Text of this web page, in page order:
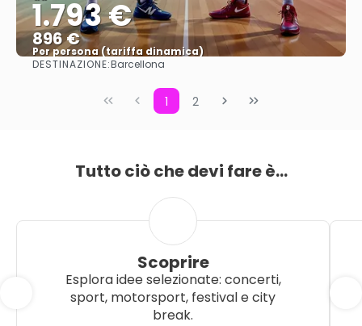
1.793 €
896 €
Per persona (tariffa dinamica)
Vedere di più
DESTINAZIONE:Barcellona
1 2
Tutto ciò che devi fare è...
Scoprire
Esplora idee selezionate: concerti,
sport, motorsport, festival e city
break.